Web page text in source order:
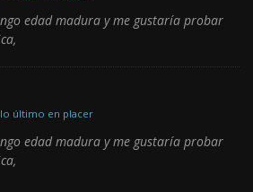
edad madura y me gustaría probar
último en placer
edad madura y me gustaría probar